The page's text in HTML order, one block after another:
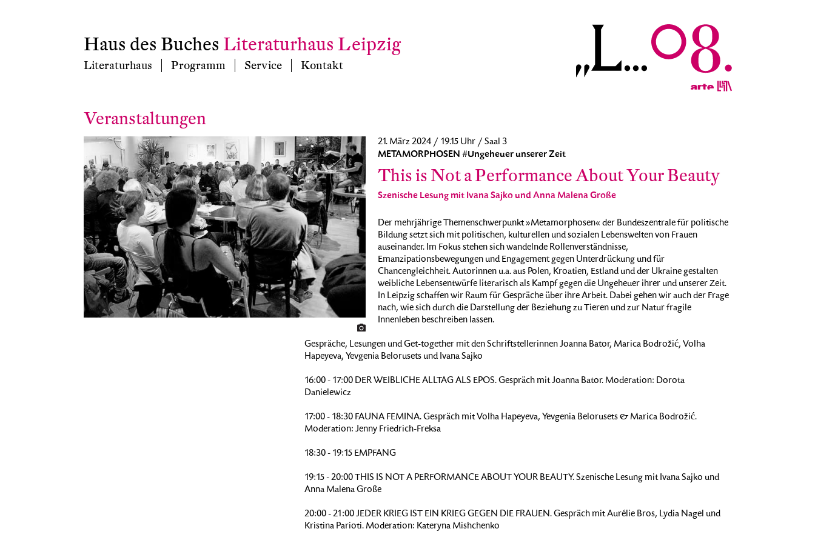
Haus des Buches Literaturhaus Leipzig
Literaturhaus Programm Service Kontakt
Veranstaltungen
21. März 2024 / 19.15 Uhr / Saal 3
METAMORPHOSEN #Ungeheuer unserer Zeit
This is Not a Performance About Your Beauty
Szenische Lesung mit Ivana Sajko und Anna Malena Große
Der mehrjährige Themenschwerpunkt »Metamorphosen« der Bundeszentrale für politische
Bildung setzt sich mit politischen, kulturellen und sozialen Lebenswelten von Frauen
auseinander. Im Fokus stehen sich wandelnde Rollenverständnisse,
Emanzipationsbewegungen und Engagement gegen Unterdrückung und für
Chancengleichheit. Autorinnen u.a. aus Polen, Kroatien, Estland und der Ukraine gestalten
weibliche Lebensentwürfe literarisch als Kampf gegen die Ungeheuer ihrer und unserer Zeit.
In Leipzig schaffen wir Raum für Gespräche über ihre Arbeit. Dabei gehen wir auch der Frage
nach, wie sich durch die Darstellung der Beziehung zu Tieren und zur Natur fragile
Innenleben beschreiben lassen.
Gespräche, Lesungen und Get-together mit den Schriftstellerinnen Joanna Bator, Marica Bodrožić, Volha
Hapeyeva, Yevgenia Belorusets und Ivana Sajko
16:00 - 17:00 DER WEIBLICHE ALLTAG ALS EPOS. Gespräch mit Joanna Bator. Moderation: Dorota
Danielewicz
17:00 - 18:30 FAUNA FEMINA. Gespräch mit Volha Hapeyeva, Yevgenia Belorusets & Marica Bodrožić.
Moderation: Jenny Friedrich-Freksa
18:30 - 19:15 EMPFANG
19:15 - 20:00 THIS IS NOT A PERFORMANCE ABOUT YOUR BEAUTY. Szenische Lesung mit Ivana Sajko und
Anna Malena Große
20:00 - 21:00 JEDER KRIEG IST EIN KRIEG GEGEN DIE FRAUEN. Gespräch mit Aurélie Bros, Lydia Nagel und
Kristina Parioti. Moderation: Kateryna Mishchenko